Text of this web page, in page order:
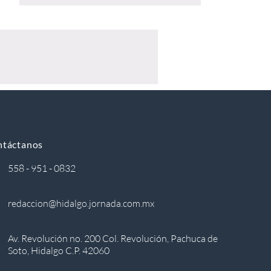
558 - 951 - 0832
redaccion@hidalgo.jornada.com.mx
Av. Revolución no. 200 Col. Revolución, Pachuca de
Soto, Hidalgo C.P. 42060